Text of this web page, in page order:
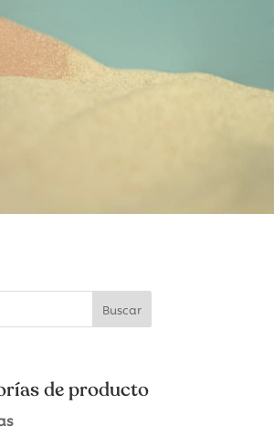
de producto